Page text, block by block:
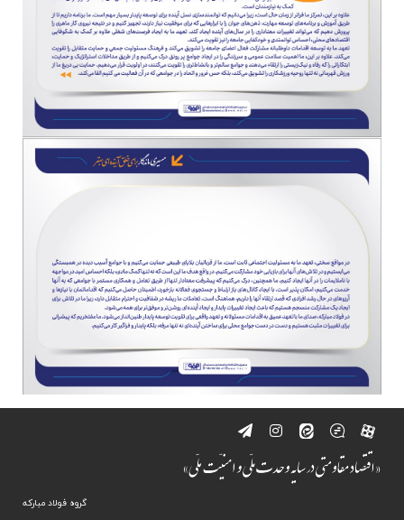
گروه فولاد مبارکه